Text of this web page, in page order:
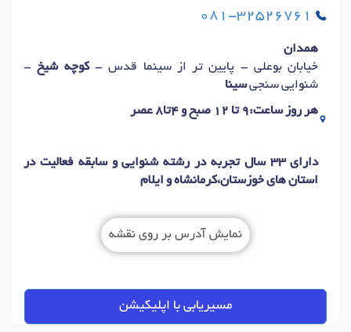
081-32526761
همدان
خیابان بوعلی - پایین تر از سینما قدس -کوچه شیخ-
شنوایی سنجیسینا
هر روز ساعت:9 تا 12 صبح و 4تا8 عصر
دارای ۳۳ سال تجربه در رشته شنوایی و سابقه فعالیت در
استان های خوزستان،کرمانشاه و ایلام
نمایش آدرس بر روی نقشه
مسیریابی با اپلیکیشن